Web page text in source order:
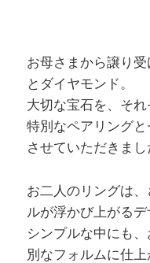
お母さまから譲り
とダイヤモンド。
大切な宝石を、それ
特別なペアリング
させていただきまし
お二人のリングは
ルが浮かび上がるデ
シンプルな中にも
別なフォルムに仕上